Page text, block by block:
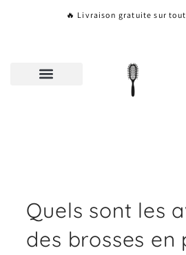
🔥 Livraison gratuite sur
Quels sont les
des brosses en